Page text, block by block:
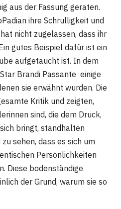
aus der Fassung geraten.
ihre Schrulligkeit und
nicht zugelassen, dass ihr
gutes Beispiel dafür ist ein
aufgetaucht ist. In dem
Brandi Passante einige
sie erwähnt wurden. Die
Kritik und zeigten,
sind, die dem Druck,
bringt, standhalten
sehen, dass es sich um
Persönlichkeiten
Diese bodenständige
der Grund, warum sie so